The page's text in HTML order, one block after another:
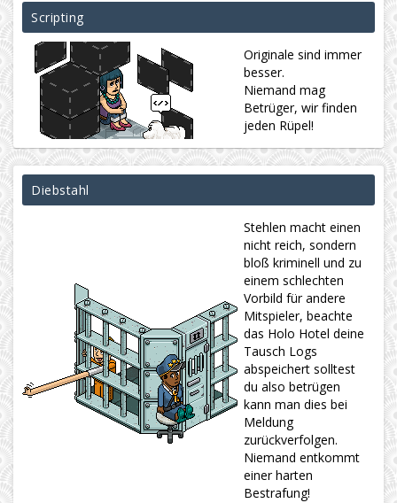
Scripting
Originale sind immer
besser.
Niemand mag
Betrüger, wir finden
jeden Rüpel!
Diebstahl
Stehlen macht einen
nicht reich, sondern
bloß kriminell und zu
einem schlechten
Vorbild für andere
Mitspieler, beachte
das Holo Hotel deine
Tausch Logs
abspeichert solltest
du also betrügen
kann man dies bei
Meldung
zurückverfolgen.
Niemand entkommt
einer harten
Bestrafung!